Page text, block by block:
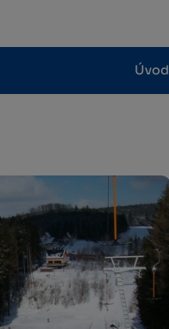
Úvod